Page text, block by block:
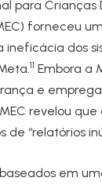
para Crianças
forneceu
ineficácia dos
11 Embora a
e
revelou
de “relatórios
baseados em